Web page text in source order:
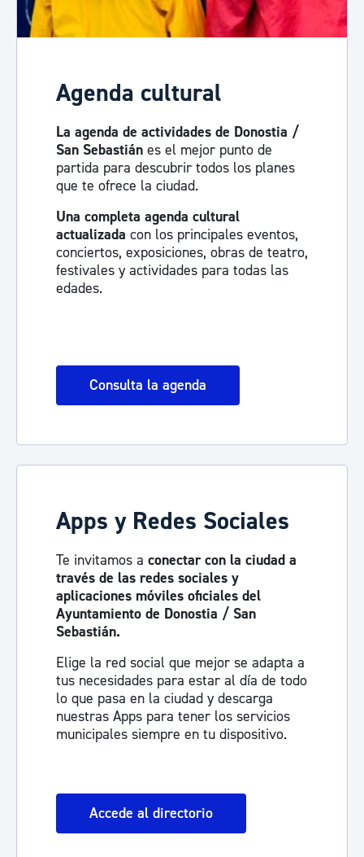
Agenda cultural
La agenda de actividades de Donostia /
San Sebastián es el mejor punto de
partida para descubrir todos los planes
que te ofrece la ciudad.
Una completa agenda cultural
actualizada con los principales eventos,
conciertos, exposiciones, obras de teatro,
festivales y actividades para todas las
edades.
Consulta la agenda
Apps y Redes Sociales
Te invitamos a conectar con la ciudad a
través de las redes sociales y
aplicaciones móviles oficiales del
Ayuntamiento de Donostia / San
Sebastián.
Elige la red social que mejor se adapta a
tus necesidades para estar al día de todo
lo que pasa en la ciudad y descarga
nuestras Apps para tener los servicios
municipales siempre en tu dispositivo.
Accede al directorio